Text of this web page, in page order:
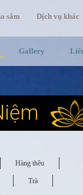
sắm Dịch vụ khác
Gallery
Hàng thêu
Trà